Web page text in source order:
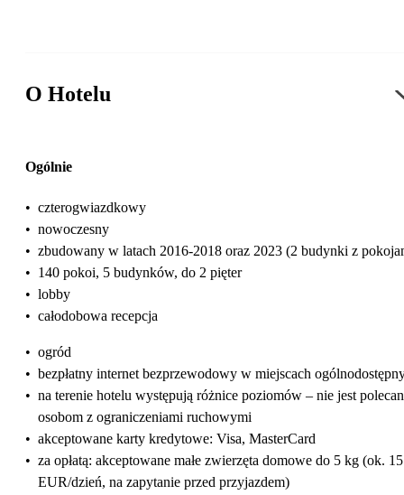
O Hotelu
Ogólnie
• czterogwiazdkowy
• nowoczesny
• zbudowany w latach 2016-2018 oraz 2023 (2 budynki z
• 140 pokoi, 5 budynków, do 2 pięter
• lobby
• całodobowa recepcja
• ogród
• bezpłatny internet bezprzewodowy w miejscach
• na terenie hotelu występują różnice poziomów – nie jest
osobom z ograniczeniami ruchowymi
• akceptowane karty kredytowe: Visa, MasterCard
• za opłatą: akceptowane małe zwierzęta domowe do 5 kg (ok. 15
EUR/dzień, na zapytanie przed przyjazdem)